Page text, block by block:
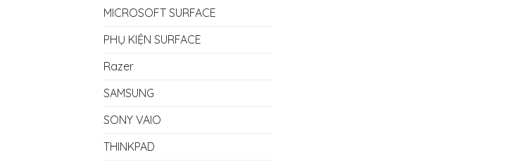
MICROSOFT SURFACE
PHỤ KIỆN SURFACE
Razer
SAMSUNG
SONY VAIO
THINKPAD